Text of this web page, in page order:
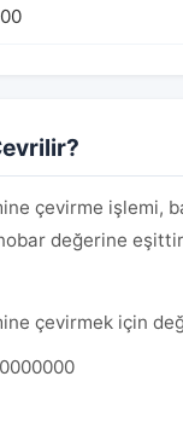
çevirme işlemi,
değerine
çevirmek için